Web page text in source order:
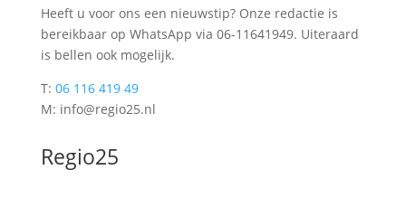
Heeft u voor ons een nieuwstip? Onze redactie is
bereikbaar op WhatsApp via 06-11641949. Uiteraard
is bellen ook mogelijk.
T: 06 116 419 49
M: info@regio25.nl
Regio25